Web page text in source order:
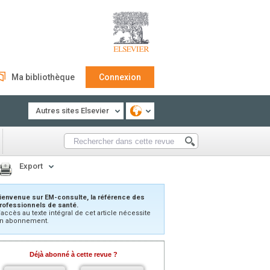
Ma bibliothèque Connexion
Autres sites Elsevier
Export
sur EM-consulte, la référence des
de santé.
au texte intégral de cet article nécessite
abonnement.
Déjà abonné à cette revue ?